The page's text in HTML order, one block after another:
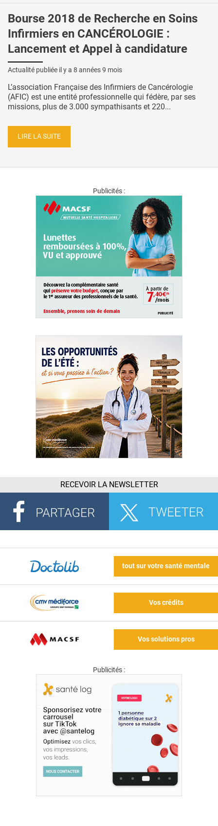
Bourse 2018 de Recherche en Soins
Infirmiers en CANCÉROLOGIE :
Lancement et Appel à candidature
Actualité publiée il y a 8 années 9 mois
L’association Française des Infirmiers de Cancérologie
(AFIC) est une entité professionnelle qui fédère, par ses
missions, plus de 3.000 sympathisants et 220...
LIRE LA SUITE
Publicités :
RECEVOIR LA NEWSLETTER
tout sur votre santé mentale
Vos crédits
Vos solutions pros
Publicités :